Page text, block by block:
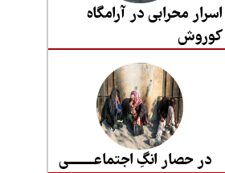
اسرار محرابی در آرامگاه
کوروش
در حصار انگِ اجتماعــــــــی